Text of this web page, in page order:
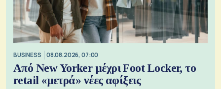
BUSINESS 08.08.2026, 07:00
Από New Yorker μέχρι Foot Locker, το
retail «μετρά» νέες αφίξεις